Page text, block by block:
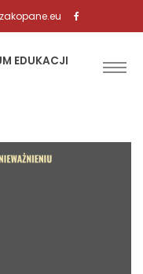
EDUKACJI